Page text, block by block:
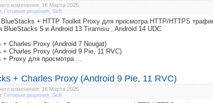
изменения: 16 Марта 2025
Готовые решения Soft
BlueStacks + HTTP Toolkit Proxy для просмотра HTTP/HTTPS
BlueStacks 5 и Android 13 Tiramisu , Android 14 UDC
+ Charles Proxy (Android 7 Nougat)
+ Charles Proxy (Android 9 Pie, 11 RVC)
+ Proxy для просмотра ...
+ Charles Proxy (Android 9 Pie, 11 RVC)
изменения: 16 Марта 2025
Готовые решения Soft